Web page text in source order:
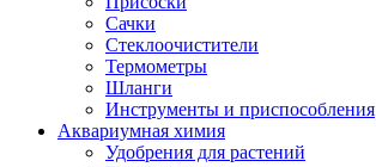
Сачки
Стеклоочистители
Термометры
Шланги
Инструменты и приспособления
Аквариумная химия
Удобрения для растений